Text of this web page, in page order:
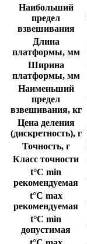
Наибольший
предел
взвешивания
Длина
платформы, мм
Ширина
платформы, мм
Наименьший
предел
взвешивания, кг
Цена деления
(дискретность), г
Точность, г
Класс точности
t°C min
рекомендуемая
t°C max
рекомендуемая
t°C min
допустимая